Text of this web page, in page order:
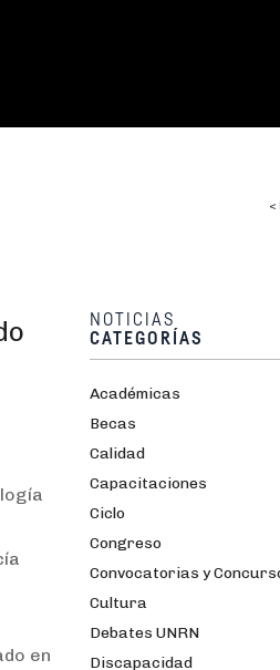
<
en
NOTICIAS
CATEGORÍAS
Académicas
Becas
Calidad
Capacitaciones
Ciclo
Congreso
Convocatorias y
Cultura
Debates UNRN
Discapacidad